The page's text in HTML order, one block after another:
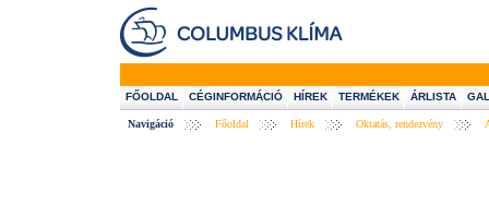
FŐOLDAL CÉGINFORMÁCIÓ HÍREK TERMÉKEK ÁRLISTA
Navigáció Főoldal Hírek Oktatás, rendezvény